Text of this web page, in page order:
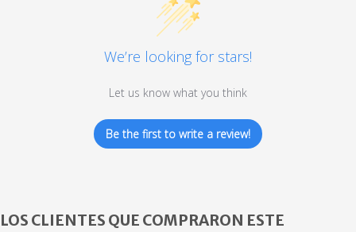
We’re looking for stars!
Let us know what you think
Be the first to write a review!
LOS CLIENTES QUE COMPRARON ESTE